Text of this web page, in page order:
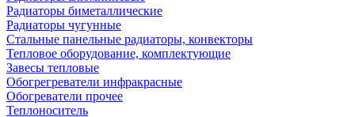
Радиаторы биметаллические
Радиаторы чугунные
Стальные панельные радиаторы, конвекторы
Тепловое оборудование, комплектующие
Завесы тепловые
Обогрегреватели инфракрасные
Обогреватели прочее
Теплоноситель